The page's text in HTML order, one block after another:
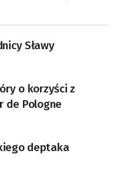
Sławy
o korzyści z
de Pologne
deptaka